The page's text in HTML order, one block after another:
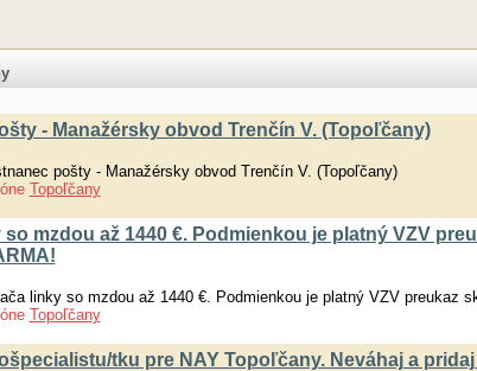
- Manažérsky obvod Trenčín V. (Topoľčany)
pošty - Manažérsky obvod Trenčín V. (Topoľčany)
Topoľčany
mzdou až 1440 €. Podmienkou je platný VZV
linky so mzdou až 1440 €. Podmienkou je platný VZV preukaz
Topoľčany
tku pre NAY Topoľčany. Neváhaj a pridaj